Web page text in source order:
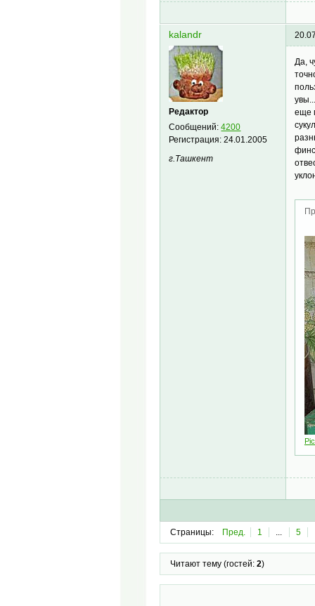
kalandr
Редактор
Сообщений:4200
Регистрация:24.01.2005
г.Ташкент
Да,
еще
Страницы: Пред. 1 ... 5
Читают тему (гостей: 2)